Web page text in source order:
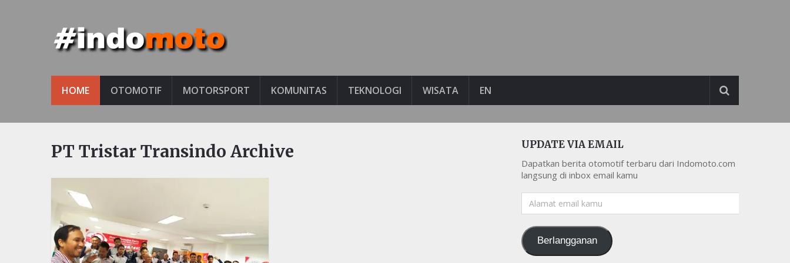
HOME OTOMOTIF MOTORSPORT KOMUNITAS TEKNOLOGI WISATA EN
PT Tristar Transindo Archive UPDATE VIA EMAIL
Dapatkan berita otomotif terbaru dari Indomoto.com
langsung di inbox email kamu
Alamat
email
Berlangganan